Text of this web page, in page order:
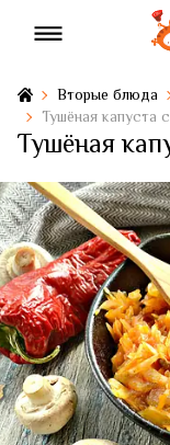
Вторые блюда
Тушёная капуста
Тушёная